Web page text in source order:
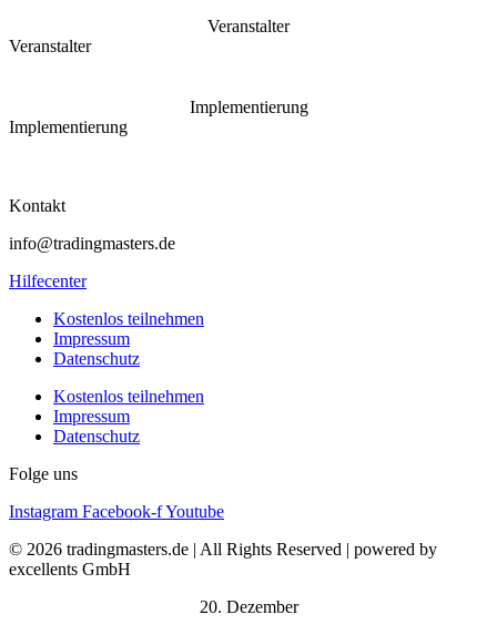
Veranstalter
Veranstalter
Implementierung
Implementierung
Kontakt
info@tradingmasters.de
Hilfecenter
Kostenlos teilnehmen
Impressum
Datenschutz
Kostenlos teilnehmen
Impressum
Datenschutz
Folge uns
Instagram Facebook-fYoutube
© 2026 tradingmasters.de | All Rights Reserved | powered by
excellents GmbH
20. Dezember